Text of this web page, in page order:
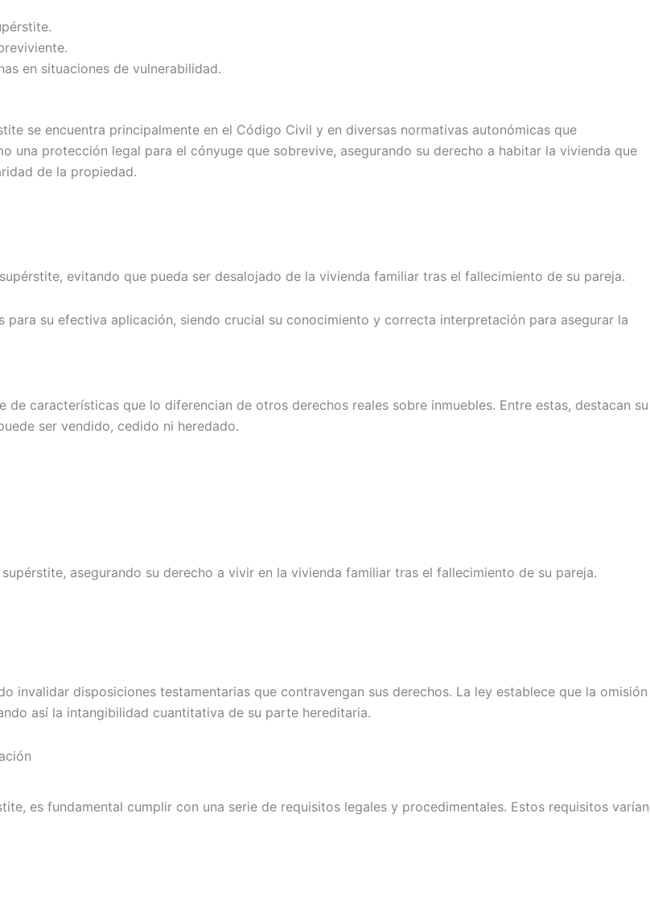
en situaciones de vulnerabilidad.
se encuentra principalmente en el Código Civil y en diversas normativas autonómicas que
una protección legal para el cónyuge que sobrevive, asegurando su derecho a habitar la vivienda que
de la propiedad.
evitando que pueda ser desalojado de la vivienda familiar tras el fallecimiento de su pareja.
su efectiva aplicación, siendo crucial su conocimiento y correcta interpretación para asegurar la
características que lo diferencian de otros derechos reales sobre inmuebles. Entre estas, destacan su
ser vendido, cedido ni heredado.
asegurando su derecho a vivir en la vivienda familiar tras el fallecimiento de su pareja.
disposiciones testamentarias que contravengan sus derechos. La ley establece que la omisión
así la intangibilidad cuantitativa de su parte hereditaria.
es fundamental cumplir con una serie de requisitos legales y procedimentales. Estos requisitos varían